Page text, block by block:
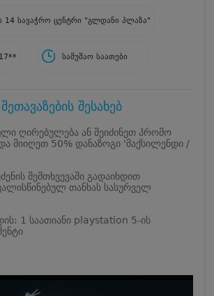
14 სავაჭრო ცენტრი "გლდანი პლაზა"
სამუშაო საათები
შესახებ
ღირებულება ან შეიძინეთ პრომო
მიიღეთ 50% დანაზოგი 'მაქსილენდი /
შემთხვევაში გადაიხდით
თანხას სასურველ
1 საათიანი playstation 5-ის